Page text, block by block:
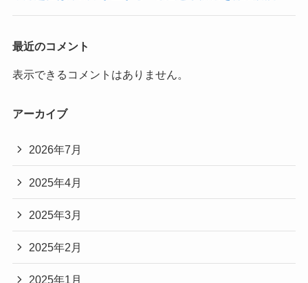
最近のコメント
表示できるコメントはありません。
アーカイブ
2026年7月
2025年4月
2025年3月
2025年2月
2025年1月